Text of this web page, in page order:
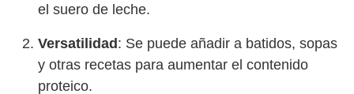
el suero de leche.
Versatilidad: Se puede añadir a batidos, sopas
y otras recetas para aumentar el contenido
proteico.